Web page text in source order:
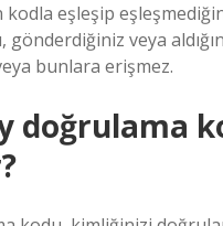
kodla eşleşip
gönderdiğiniz veya
bunlara erişmez.
doğrulama